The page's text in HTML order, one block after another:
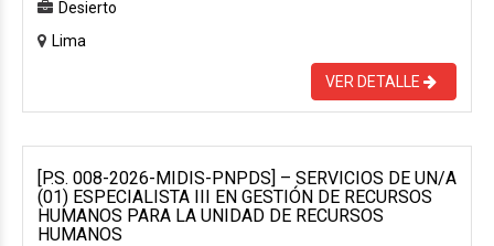
Desierto
Lima
VER DETALLE
[P.S. 008-2026-MIDIS-PNPDS] – SERVICIOS DE UN/A
(01) ESPECIALISTA III EN GESTIÓN DE RECURSOS
HUMANOS PARA LA UNIDAD DE RECURSOS
HUMANOS